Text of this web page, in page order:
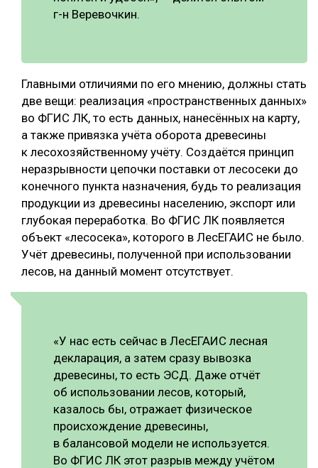
г-н Веревочкин.
Главными отличиями по его мнению, должны стать
две вещи: реализация «пространственных данных»
во ФГИС ЛК, то есть данных, нанесённых на карту,
а также привязка учёта оборота древесины
к лесохозяйственному учёту. Создаётся принцип
неразрывности цепочки поставки от лесосеки до
конечного пункта назначения, будь то реализация
продукции из древесины населению, экспорт или
глубокая переработка. Во ФГИС ЛК появляется
объект «лесосека», которого в ЛесЕГАИС не было.
Учёт древесины, полученной при использовании
лесов, на данный момент отсутствует.
«У нас есть сейчас в ЛесЕГАИС лесная
декларация, а затем сразу вывозка
древесины, то есть ЭСД. Даже отчёт
об использовании лесов, который,
казалось бы, отражает физическое
происхождение древесины,
в балансовой модели не используется.
Во ФГИС ЛК этот разрыв между учётом